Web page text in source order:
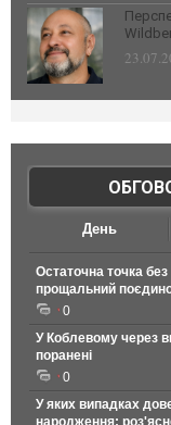
День
Остаточна точка
прощальний
0
У Коблевому через
поранені
0
У яких випадках